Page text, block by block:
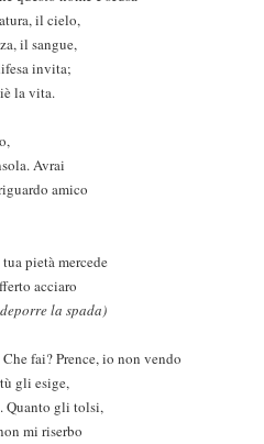
il cielo,
il sangue,
invita;
la vita.
Avrai
amico
mercede
acciaro
la spada)
io non vendo
gli esige,
Quanto gli tolsi,
mi riserbo